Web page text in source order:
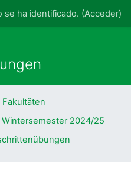
se ha identificado. (Acceder)
Fakultäten
Wintersemester 2024/25